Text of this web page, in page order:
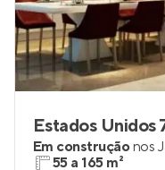
Estados Unidos
Em construçãonos
55 a 165 m²